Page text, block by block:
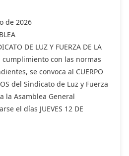
de 2026
DE LUZ Y FUERZA DE LA
cumplimiento con las normas
se convoca al CUERPO
del Sindicato de Luz y Fuerza
la Asamblea General
el días JUEVES 12 DE